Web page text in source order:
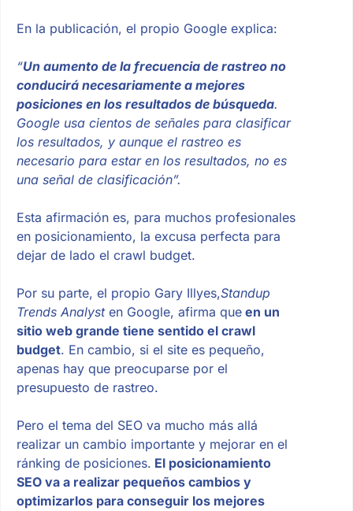
En la publicación, el propio Google explica:
“Un aumento de la frecuencia de rastreo no
conducirá necesariamente a mejores
posiciones en los resultados de búsqueda.
Google usa cientos de señales para clasificar
los resultados, y aunque el rastreo es
necesario para estar en los resultados, no es
una señal de clasificación”.
Esta afirmación es, para muchos profesionales
en posicionamiento, la excusa perfecta para
dejar de lado el crawl budget.
Por su parte, el propio Gary Illyes,Standup
Trends Analysten Google, afirma queen un
sitio web grande tiene sentido el crawl
budget. En cambio, si el site es pequeño,
apenas hay que preocuparse por el
presupuesto de rastreo.
Pero el tema del SEO va mucho más allá
realizar un cambio importante y mejorar en el
ránking de posiciones. El posicionamiento
SEO va a realizar pequeños cambios y
optimizarlos para conseguir los mejores